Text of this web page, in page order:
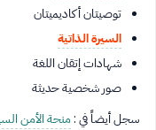
توصيتان أكاديميتان
السيرة الذاتية
شهادات إتقان اللغة
صور شخصية حديثة
سجل أيضاً في :منحة الأمن